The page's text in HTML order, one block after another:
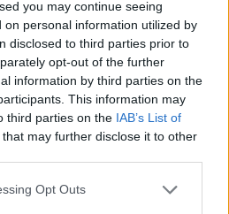
you may continue seeing
on personal information utilized by
disclosed to third parties prior to
opt-out of the further
information by third parties on the
This information may
third parties on the IAB’s List of
that may further disclose it to other
app uses one or more Google
Opt Outs
Il Partito Comunista
ritiro truppe italiane
così instabile, dove le
e si distruggono in un batter
Le forze armate devono
unita e forte, non di